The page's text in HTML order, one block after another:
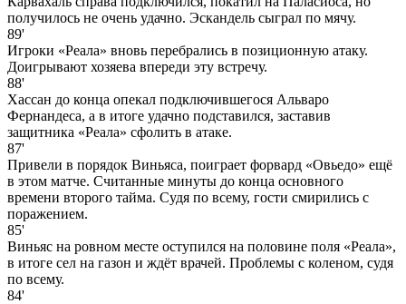
получилось не очень удачно. Эскандель сыграл по мячу.
89'
Игроки «Реала» вновь перебрались в позиционную атаку.
Доигрывают хозяева впереди эту встречу.
88'
Хассан до конца опекал подключившегося Альваро
Фернандеса, а в итоге удачно подставился, заставив
защитника «Реала» сфолить в атаке.
87'
Привели в порядок Виньяса, поиграет форвард «Овьедо» ещё
в этом матче. Считанные минуты до конца основного
времени второго тайма. Судя по всему, гости смирились с
поражением.
85'
Виньяс на ровном месте оступился на половине поля «Реала»,
в итоге сел на газон и ждёт врачей. Проблемы с коленом, судя
по всему.
84'